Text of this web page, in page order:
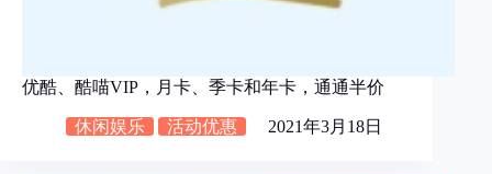
优酷、酷喵VIP，月卡、季卡和年卡，通通半价
休闲娱乐 活动优惠 2021年3月18日